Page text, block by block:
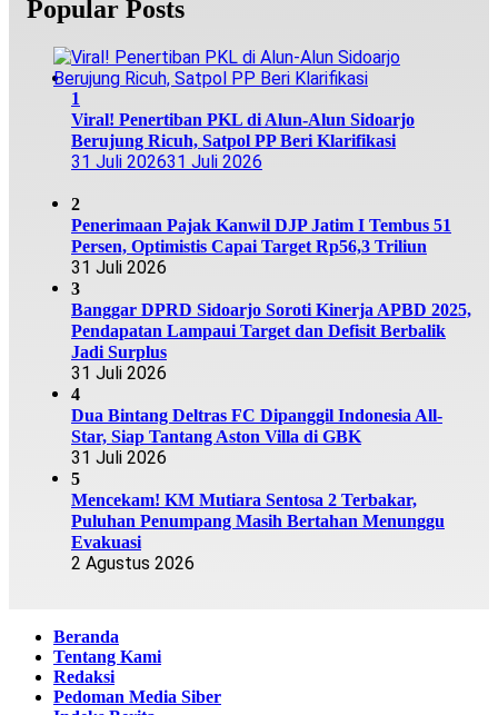
Popular Posts
1
Viral! Penertiban PKL di Alun-Alun Sidoarjo
Berujung Ricuh, Satpol PP Beri Klarifikasi
31 Juli 202631 Juli 2026
2
Penerimaan Pajak Kanwil DJP Jatim I Tembus 51
Persen, Optimistis Capai Target Rp56,3 Triliun
31 Juli 2026
3
Banggar DPRD Sidoarjo Soroti Kinerja APBD 2025,
Pendapatan Lampaui Target dan Defisit Berbalik
Jadi Surplus
31 Juli 2026
4
Dua Bintang Deltras FC Dipanggil Indonesia All-
Star, Siap Tantang Aston Villa di GBK
31 Juli 2026
5
Mencekam! KM Mutiara Sentosa 2 Terbakar,
Puluhan Penumpang Masih Bertahan Menunggu
Evakuasi
2 Agustus 2026
Beranda
Tentang Kami
Redaksi
Pedoman Media Siber